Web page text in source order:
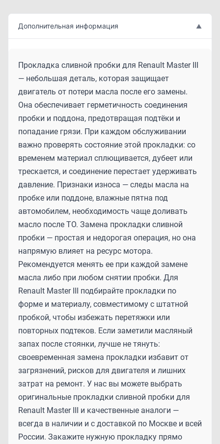
Дополнительная информация ▲
Прокладка сливной пробки для Renault Master III
— небольшая деталь, которая защищает
двигатель от потери масла после его замены.
Она обеспечивает герметичность соединения
пробки и поддона, предотвращая подтёки и
попадание грязи. При каждом обслуживании
важно проверять состояние этой прокладки: со
временем материал сплющивается, дубеет или
трескается, и соединение перестает удерживать
давление. Признаки износа — следы масла на
пробке или поддоне, влажные пятна под
автомобилем, необходимость чаще доливать
масло после ТО. Замена прокладки сливной
пробки — простая и недорогая операция, но она
напрямую влияет на ресурс мотора.
Рекомендуется менять ее при каждой замене
масла либо при любом снятии пробки. Для
Renault Master III подбирайте прокладки по
форме и материалу, совместимому с штатной
пробкой, чтобы избежать перетяжки или
повторных подтеков. Если заметили масляный
запах после стоянки, лучше не тянуть:
своевременная замена прокладки избавит от
загрязнений, рисков для двигателя и лишних
затрат на ремонт. У нас вы можете выбрать
оригинальные прокладки сливной пробки для
Renault Master III и качественные аналоги —
всегда в наличии и с доставкой по Москве и всей
России. Закажите нужную прокладку прямо